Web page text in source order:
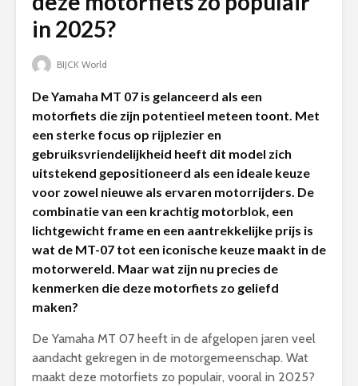
in 2025?
BIJCK World
De Yamaha MT 07 is gelanceerd als een
motorfiets die zijn potentieel meteen toont. Met
een sterke focus op rijplezier en
gebruiksvriendelijkheid heeft dit model zich
uitstekend gepositioneerd als een ideale keuze
voor zowel nieuwe als ervaren motorrijders. De
combinatie van een krachtig motorblok, een
lichtgewicht frame en een aantrekkelijke prijs is
wat de MT-07 tot een iconische keuze maakt in de
motorwereld. Maar wat zijn nu precies de
kenmerken die deze motorfiets zo geliefd
maken?
De Yamaha MT 07 heeft in de afgelopen jaren veel
aandacht gekregen in de motorgemeenschap. Wat
maakt deze motorfiets zo populair, vooral in 2025?